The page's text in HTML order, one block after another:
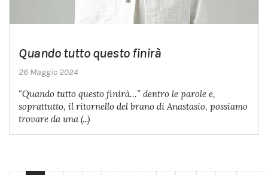
Quando tutto questo finirà
26 Maggio 2024
“Quando tutto questo finirà…” dentro le parole e,
soprattutto, il ritornello del brano di Anastasio, possiamo
trovare da una (...)